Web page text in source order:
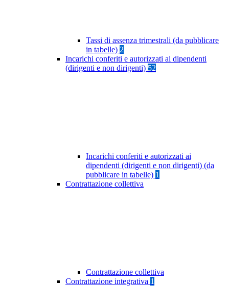
Tassi di assenza trimestrali (da pubblicare
in tabelle) 2
Incarichi conferiti e autorizzati ai dipendenti
(dirigenti e non dirigenti) 52
Incarichi conferiti e autorizzati ai
dipendenti (dirigenti e non dirigenti) (da
pubblicare in tabelle) 1
Contrattazione collettiva
Contrattazione collettiva
Contrattazione integrativa 1